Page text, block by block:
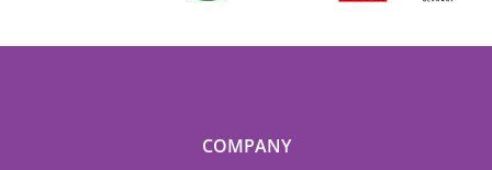
COMPANY